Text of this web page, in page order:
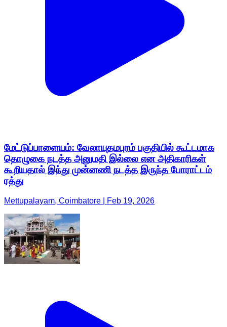
மேட்டுப்பாளையம்: வேலாயுதமபுரம் பகுதியில் கூட்டமாக
தொழுகை நடத்த அனுமதி இல்லை என அதிகாரிகள்
கூறியதால் இந்து முன்னணி நடத்த இருந்த போராட்டம்
ரத்து
Mettupalayam, Coimbatore | Feb 19, 2026